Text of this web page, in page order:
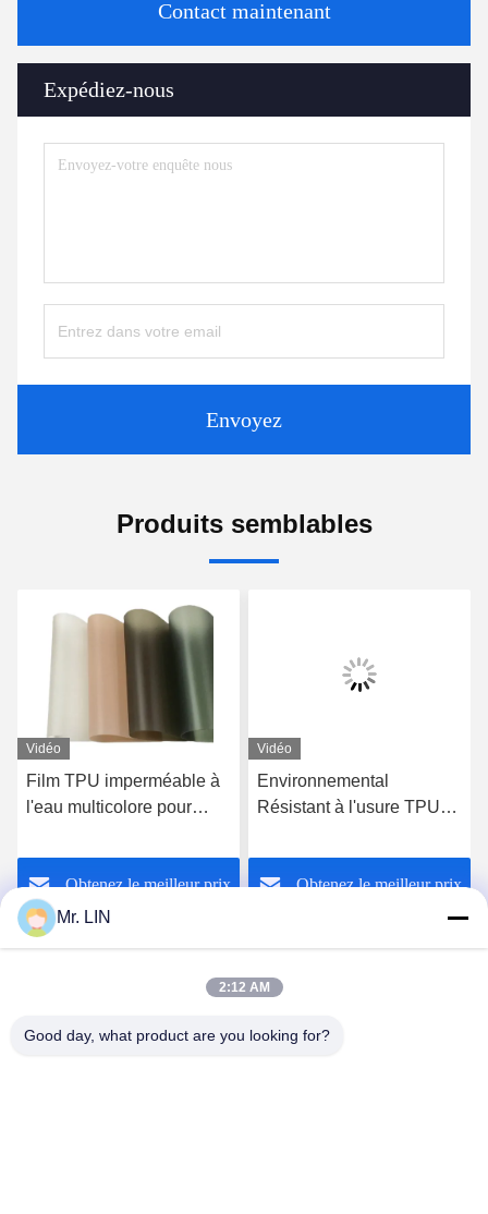
Contact maintenant
Expédiez-nous
Envoyez
Produits semblables
Vidéo
Film TPU imperméable à
l'eau multicolore pour
température -10°C-120°C
Obtenez le meilleur prix
Vidéo
Environnemental
Résistant à l'usure TPU
personnalisable
Obtenez le meilleur prix
Guangdong Jinhonghai New Material
Mr. LIN
2:12 AM
Good day, what product are you looking for?